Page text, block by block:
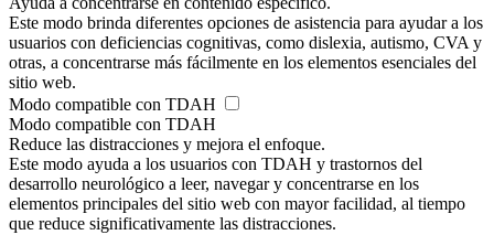
Este modo brinda diferentes opciones de asistencia para ayudar a los
usuarios con deficiencias cognitivas, como dislexia, autismo, CVA y
otras, a concentrarse más fácilmente en los elementos esenciales del
sitio web.
Modo compatible con TDAH
Modo compatible con TDAH
Reduce las distracciones y mejora el enfoque.
Este modo ayuda a los usuarios con TDAH y trastornos del
desarrollo neurológico a leer, navegar y concentrarse en los
elementos principales del sitio web con mayor facilidad, al tiempo
que reduce significativamente las distracciones.